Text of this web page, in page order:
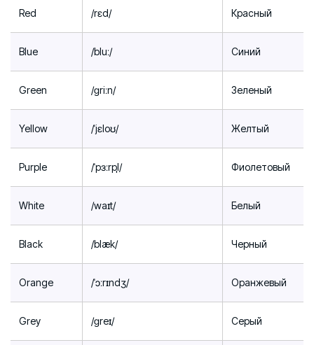
Red /rɛd/ Красный
Blue /bluː/ Синий
Green /ɡriːn/ Зеленый
Yellow /ˈjɛloʊ/ Желтый
Purple /ˈpɜːrpl̩/ Фиолетовый
White /waɪt/ Белый
Black /blæk/ Черный
Orange /ˈɔːrɪndʒ/ Оранжевый
Grey /ɡreɪ/ Серый